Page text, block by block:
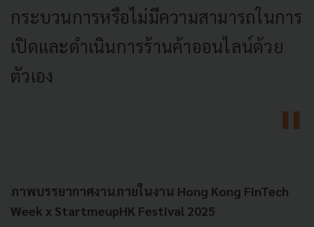
กระบวนการหรือไม่มีความสามารถในการ
เปิดและดำเนินการร้านค้าออนไลน์ด้วย
ตัวเอง
ภาพบรรยากาศงานภายในงาน Hong Kong FinTech
Week x StartmeupHK Festival 2025